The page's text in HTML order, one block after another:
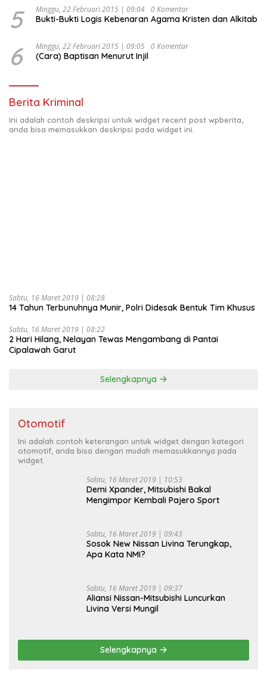
5 Minggu, 22 Februari 2015 | 09:04 0 Komentar
Bukti-Bukti Logis Kebenaran Agama Kristen dan Alkitab
6 Minggu, 22 Februari 2015 | 09:05 0 Komentar
(Cara) Baptisan Menurut Injil
Berita Kriminal
Ini adalah contoh deskripsi untuk widget recent post wpberita,
anda bisa memasukkan deskripsi pada widget ini.
Sabtu, 16 Maret 2019 | 08:28
14 Tahun Terbunuhnya Munir, Polri Didesak Bentuk Tim Khusus
Sabtu, 16 Maret 2019 | 08:22
2 Hari Hilang, Nelayan Tewas Mengambang di Pantai
Cipalawah Garut
Selengkapnya
Otomotif
Ini adalah contoh keterangan untuk widget dengan kategori
otomotif, anda bisa dengan mudah memasukkannya pada
widget.
Sabtu, 16 Maret 2019 | 10:53
Demi Xpander, Mitsubishi Bakal
Mengimpor Kembali Pajero Sport
Sabtu, 16 Maret 2019 | 09:43
Sosok New Nissan Livina Terungkap,
Apa Kata NMI?
Sabtu, 16 Maret 2019 | 09:37
Aliansi Nissan-Mitsubishi Luncurkan
Livina Versi Mungil
Selengkapnya